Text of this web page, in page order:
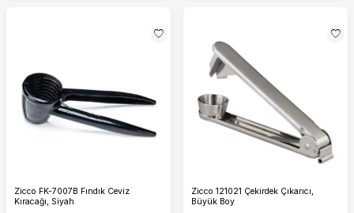
Zicco FK-7007B Fındık Ceviz
Kıracağı, Siyah
Zicco 121021 Çekirdek Çıkarıcı,
Büyük Boy